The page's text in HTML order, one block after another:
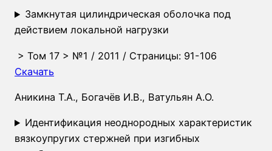
Замкнутая цилиндрическая оболочка под
действием локальной нагрузки
> Том 17 > №1 / 2011 / Страницы: 91-106
Скачать
Аникина Т.А., Богачёв И.В., Ватульян А.О.
Идентификация неоднородных характеристик
вязкоупругих стержней при изгибных